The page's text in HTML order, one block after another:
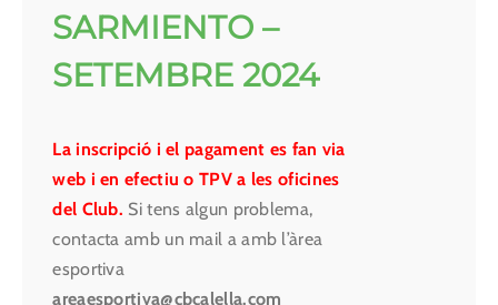
SARMIENTO –
SETEMBRE 2024
La inscripció i el pagament es fan via
web i en efectiu o TPV a les oficines
del Club. Si tens algun problema,
contacta amb un mail a amb l’àrea
esportiva
areaesportiva@cbcalella.com